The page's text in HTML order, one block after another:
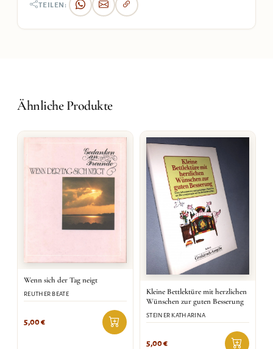
TEILEN:
Ähnliche Produkte
Wenn sich der Tag neigt
REUTHER BEATE
5,00€
Kleine Bettlektüre mit herzlichen
Wünschen zur guten Besserung
STEINER KATHARINA
5,00€